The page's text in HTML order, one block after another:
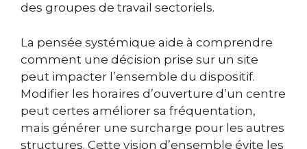
des groupes de travail sectoriels.
La pensée systémique aide à comprendre
comment une décision prise sur un site
peut impacter l’ensemble du dispositif.
Modifier les horaires d’ouverture d’un centre
peut certes améliorer sa fréquentation,
mais générer une surcharge pour les autres
structures. Cette vision d’ensemble évite les